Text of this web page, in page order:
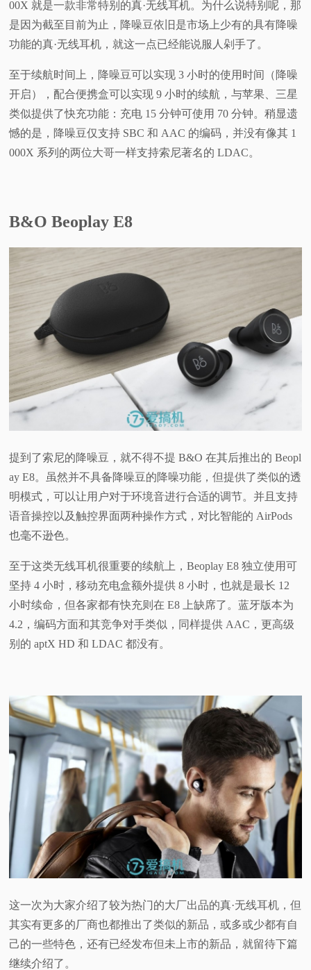
00X 就是一款非常特别的真·无线耳机。为什么说特别呢，那
是因为截至目前为止，降噪豆依旧是市场上少有的具有降噪
功能的真·无线耳机，就这一点已经能说服人剁手了。
至于续航时间上，降噪豆可以实现 3 小时的使用时间（降噪
开启），配合便携盒可以实现 9 小时的续航，与苹果、三星
类似提供了快充功能：充电 15 分钟可使用 70 分钟。稍显遗
憾的是，降噪豆仅支持 SBC 和 AAC 的编码，并没有像其 1
000X 系列的两位大哥一样支持索尼著名的 LDAC。
B&O Beoplay E8
提到了索尼的降噪豆，就不得不提 B&O 在其后推出的 Beopl
ay E8。虽然并不具备降噪豆的降噪功能，但提供了类似的透
明模式，可以让用户对于环境音进行合适的调节。并且支持
语音操控以及触控界面两种操作方式，对比智能的 AirPods
也毫不逊色。
至于这类无线耳机很重要的续航上，Beoplay E8 独立使用可
坚持 4 小时，移动充电盒额外提供 8 小时，也就是最长 12
小时续命，但各家都有快充则在 E8 上缺席了。蓝牙版本为
4.2，编码方面和其竞争对手类似，同样提供 AAC，更高级
别的 aptX HD 和 LDAC 都没有。
这一次为大家介绍了较为热门的大厂出品的真·无线耳机，但
其实有更多的厂商也都推出了类似的新品，或多或少都有自
己的一些特色，还有已经发布但未上市的新品，就留待下篇
继续介绍了。